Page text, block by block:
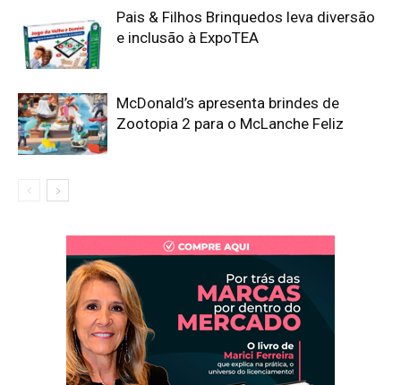
Pais & Filhos Brinquedos leva diversão
e inclusão à ExpoTEA
McDonald’s apresenta brindes de
Zootopia 2 para o McLanche Feliz